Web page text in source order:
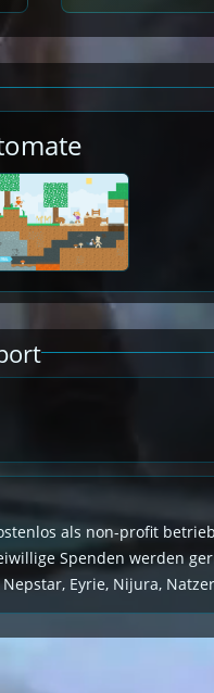
als non-profit
Spenden werden
Eyrie, Nijura, Natzer